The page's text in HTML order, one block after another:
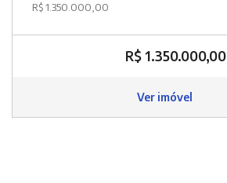
R$ 1.350.000,00
R$ 1.350.000,00
Ver imóvel